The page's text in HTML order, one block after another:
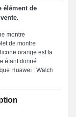
élément de
montre
de montre
orange est la
étant donné
Huawei : Watch
efficace et
magnétique de
un accessoire